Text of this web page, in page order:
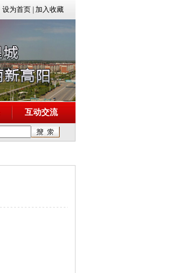
设为首页 加入收藏
互动交流